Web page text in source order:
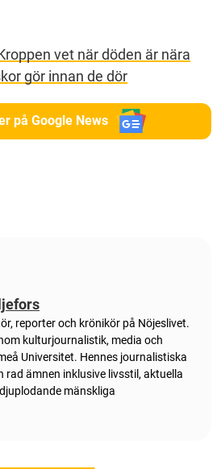
vet när döden är nära
gör innan de dör
på Google News
reporter och krönikör på Nöjeslivet.
kulturjournalistik, media och
Universitet. Hennes journalistiska
ämnen inklusive livsstil, aktuella
mänskliga